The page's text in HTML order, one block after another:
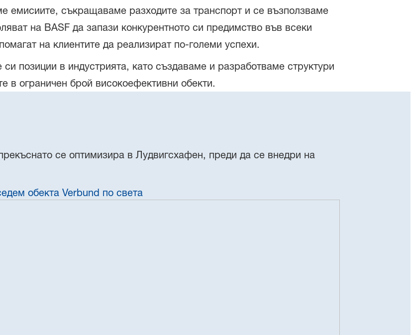
емисиите, съкращаваме разходите за транспорт и се възползваме
на BASF да запази конкурентното си предимство във всеки
на клиентите да реализират по-големи успехи.
позиции в индустрията, като създаваме и разработваме структури
в ограничен брой високоефективни обекти.
се оптимизира в Лудвигсхафен, преди да се внедри на
обекта Verbund по света